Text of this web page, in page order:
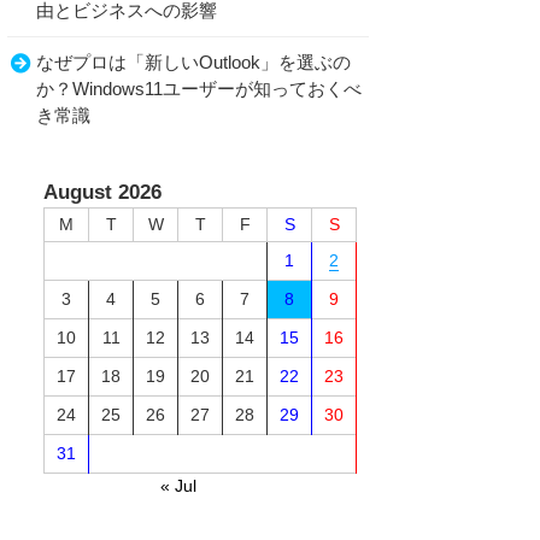
由とビジネスへの影響
なぜプロは「新しいOutlook」を選ぶの
か？Windows11ユーザーが知っておくべ
き常識
August 2026
M T W T F S
S
1
2
3
4 5 6 7 8
9
10
11 12 13 14 15
16
17
18 19 20 21 22
23
24
25 26 27 28 29
30
31
« Jul